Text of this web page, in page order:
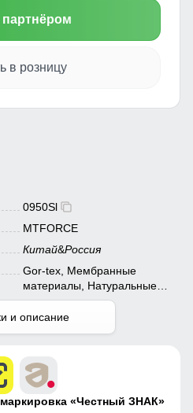
партнёром
в розницу
0950Sl
MTFORCE
Китай&Россия
Gor-tex, Мембранные
материалы, Натуральные
материалы, Полиэстер,
Плащевка, Тефлон,
Экологичные материалы
и описание
«Честный ЗНАК»